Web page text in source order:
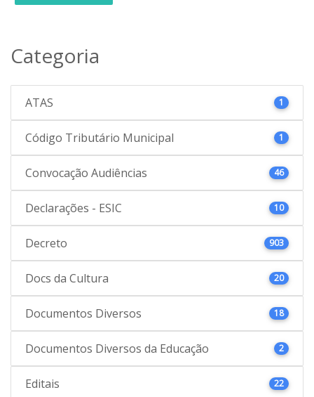
Categoria
ATAS 1
Código Tributário Municipal 1
Convocação Audiências 46
Declarações - ESIC 10
Decreto 903
Docs da Cultura 20
Documentos Diversos 18
Documentos Diversos da Educação 2
Editais 22